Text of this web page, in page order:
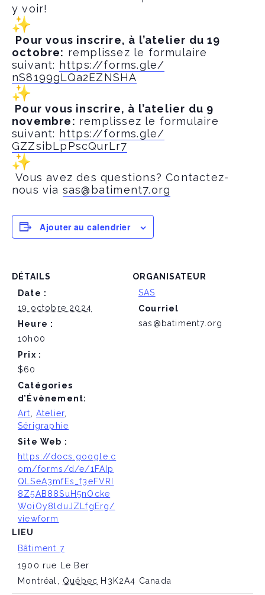
y voir!
Pour vous inscrire, à l’atelier du 19
octobre: remplissez le formulaire
suivant: https://forms.gle/
nS8199gLQa2EZNSHA
Pour vous inscrire, à l’atelier du 9
novembre: remplissez le formulaire
suivant: https://forms.gle/
GZZsibLpPscQurLr7
Vous avez des questions? Contactez-
nous via sas@batiment7.org
Ajouter au calendrier
DÉTAILS
Date :
19 octobre 2024
Heure :
10h00
Prix :
$60
Catégories
d’Évènement:
Art
,Atelier
Sérigraphie
Site Web :
https://docs.google.c
om/forms/d/e/1FAIp
QLSeA3mfEs_f3eFVRI
8Z5AB88SuH5nOcke
W0iOy8lduJZLfgErg/
viewform
LIEU
Bâtiment 7
1900 rue Le Ber
Montréal
Québec H3K2A4 Canada
ORGANISATEUR
SAS
Courriel
sas@batiment7.org